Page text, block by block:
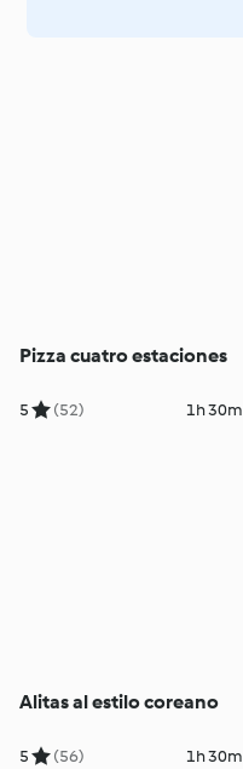
Pizza cuatro estaciones
5 (52) 1h
Alitas al estilo coreano
5 (56) 1h